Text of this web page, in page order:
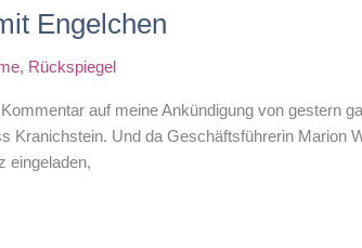
Engelchen
, Rückspiegel
auf meine Ankündigung von gestern
Kranichstein. Und da Geschäftsführerin Marion
eingeladen,